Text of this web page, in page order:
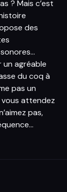
? Mais c’est
des
un agréable
du coq à
pas un
vous attendez
pas,